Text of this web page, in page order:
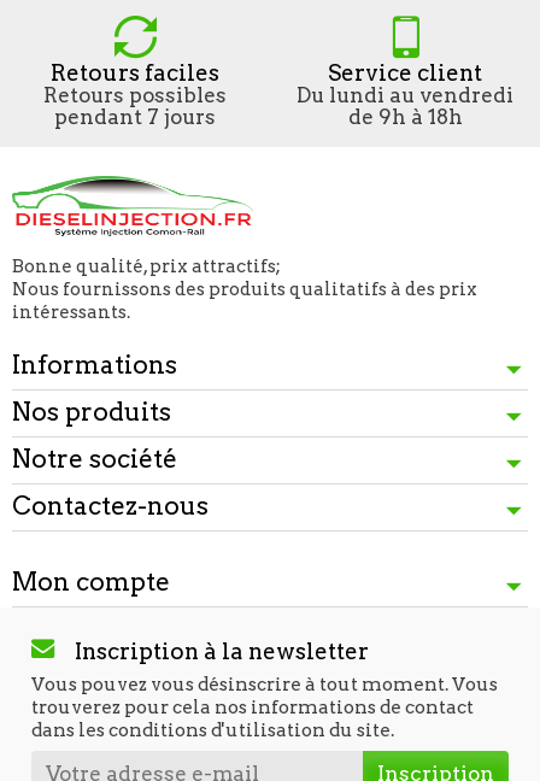
Retours faciles
Retours possibles
pendant 7 jours
Service client
Du lundi au vendredi
de 9h à 18h
Bonne qualité, prix attractifs;
Nous fournissons des produits qualitatifs à des prix
intéressants.
Informations
Nos produits
Notre société
Contactez-nous
Mon compte
Inscription à la newsletter
Vous pouvez vous désinscrire à tout moment. Vous
trouverez pour cela nos informations de contact
dans les conditions d'utilisation du site.